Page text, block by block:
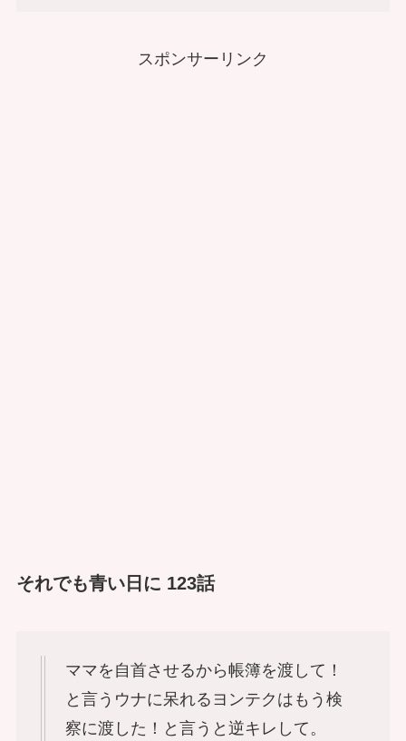
スポンサーリンク
それでも青い日に 123話
ママを自首させるから帳簿を渡して！
と言うウナに呆れるヨンテクはもう検
察に渡した！と言うと逆キレして。